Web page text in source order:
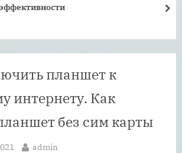
планшет к
интернету. Как
без сим карты
By
admin